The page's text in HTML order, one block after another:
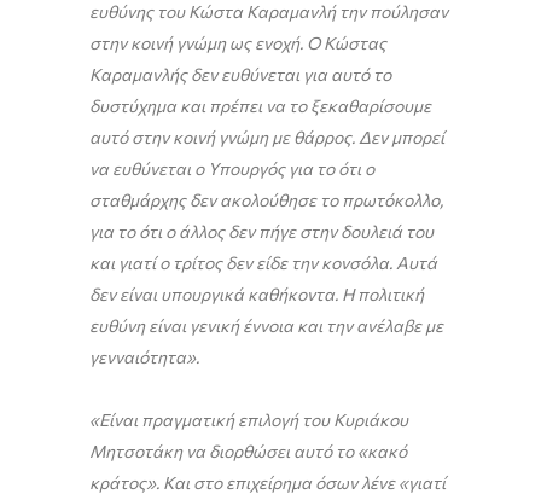
ευθύνης του Κώστα Καραμανλή την πούλησαν
στην κοινή γνώμη ως ενοχή. Ο Κώστας
Καραμανλής δεν ευθύνεται για αυτό το
δυστύχημα και πρέπει να το ξεκαθαρίσουμε
αυτό στην κοινή γνώμη με θάρρος. Δεν μπορεί
να ευθύνεται ο Υπουργός για το ότι ο
σταθμάρχης δεν ακολούθησε το πρωτόκολλο,
για το ότι ο άλλος δεν πήγε στην δουλειά του
και γιατί ο τρίτος δεν είδε την κονσόλα. Αυτά
δεν είναι υπουργικά καθήκοντα. Η πολιτική
ευθύνη είναι γενική έννοια και την ανέλαβε με
γενναιότητα».
«Είναι πραγματική επιλογή του Κυριάκου
Μητσοτάκη να διορθώσει αυτό το «κακό
κράτος». Και στο επιχείρημα όσων λένε «γιατί